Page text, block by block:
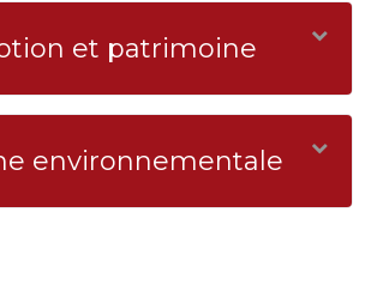
et patrimoine
environnementale